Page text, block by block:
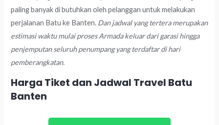
paling banyak di butuhkan oleh pelanggan untuk melakukan
perjalanan Batu ke Banten. Dan jadwal yang tertera merupakan
estimasi waktu mulai proses Armada keluar dari garasi hingga
penjemputan seluruh penumpang yang terdaftar di hari
pemberangkatan.
Harga Tiket dan Jadwal Travel Batu
Banten